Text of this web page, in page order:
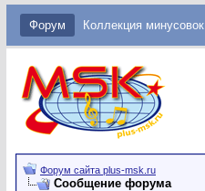
Форум Коллекция минусовок
Форум сайта plus-msk.ru
Сообщение форума